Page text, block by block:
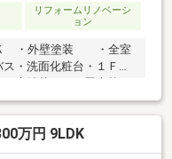
リフォームリノベーシ
ョン
・外壁塗装 ・全室
・洗面化粧台・１Ｆ２
◇竹永小学校…徒歩約
ゴ菰野店…徒歩約１０
約１０分◇イオンモー
】 『 菰野町竹成３７
万円 9LDK